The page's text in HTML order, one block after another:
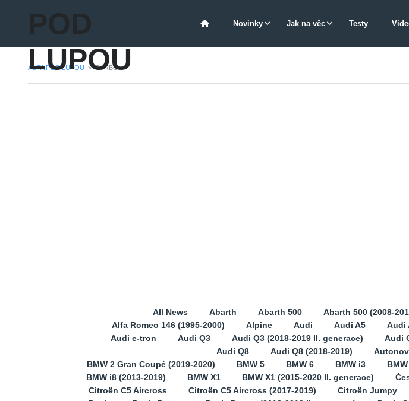
POD
LUPOU
Novinky Jak na věc Testy
AUTA POD LUPOU > TURBO
All News Abarth Abarth 500 Abarth 500 (2008-
Alfa Romeo 146 (1995-2000)
Alpine Audi Audi A5 Audi
Audi e-tron
Audi Q3 Audi Q3 (2018-2019 II. generace) Audi
Audi Q8
Audi Q8 (2018-2019)
BMW 2 Gran Coupé (2019-2020)
BMW 5 BMW 6 BMW i3
BMW i8 (2013-2019)
BMW X1 BMW X1 (2015-2020 II. generace)
Citroën C5 Aircross
Citroën C5 Aircross (2017-2019) Citroën Jumpy